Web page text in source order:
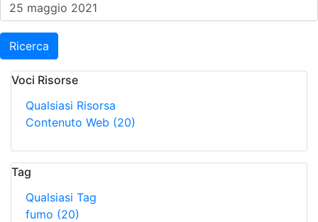
Ricerca
Voci Risorse
Qualsiasi Risorsa
Contenuto Web (20)
Tag
Qualsiasi Tag
fumo (20)